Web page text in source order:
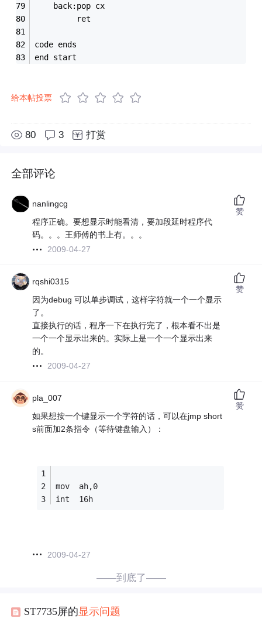
    back:pop cx
         ret
code ends
end start
给本帖投票
80 3 打赏
全部评论
nanlingcg
程序正确。要想显示时能看清，要加段延时程序代
码。。。王师傅的书上有。。。
2009-04-27
赞
rqshi0315
因为debug 可以单步调试，这样字符就一个一个显示
了。
直接执行的话，程序一下在执行完了，根本看不出是
一个一个显示出来的。实际上是一个一个显示出来
的。
2009-04-27
赞
pla_007
如果想按一个键显示一个字符的话，可以在jmp short
s前面加2条指令（等待键盘输入）：
mov  ah,0
int  16h
2009-04-27
赞
——到底了——
ST7735屏的显示问题